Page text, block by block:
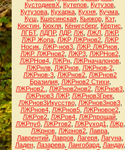
КустодиевХ Кутепов Кутузов
Кутузова Кухарка Кухня Кучма
Куш
Кшесинская, Кьюкор, Кэт,
Кюстин Кюхля Кёнигсберг, Кёртис
ЛГБТ, ЛДПР, ЛДР, ЛЖ ЛЖЛ ЛЖР,
ЛЖР Жопа ЛЖР ЛЖРнов2 ЛЖР
Носик ЛЖР-нов3 ЛЖР. ЛЖРнов
ЛЖР. ЛЖРнов2, ЛЖР3, ЛЖРНов2,
ЛЖРНов4, ЛЖРн, ЛЖРначалонов,
ЛЖРнлв, ЛЖРнов, ЛЖРнов-2,
ЛЖРнов-3 ЛЖРнов2 ЛЖРнов2
Бразилия, ЛЖРнов2 Стихи,
ЛЖРнов2.
ЛЖРнов2нов2 ЛЖРнов3
ЛЖРнов3 ЛЖР, ЛЖРнов3Грек
ЛЖРнов3Икусство, ЛЖРнов3нов3,
ЛЖРнов4, ЛЖРнов5, ЛЖРновое2,
ЛЖРов2 ЛЖРов4 ЛЖРпрощай
ЛЖРпуб, ЛЖРтов2, ЛЖРуход1 ЛЖр,
ЛЖрнов ЛЖрнов2 Лавра
Лаврентий Лавров Лагеря Лагуна
Ладен, Лазарева, Лангобард, Ландау,